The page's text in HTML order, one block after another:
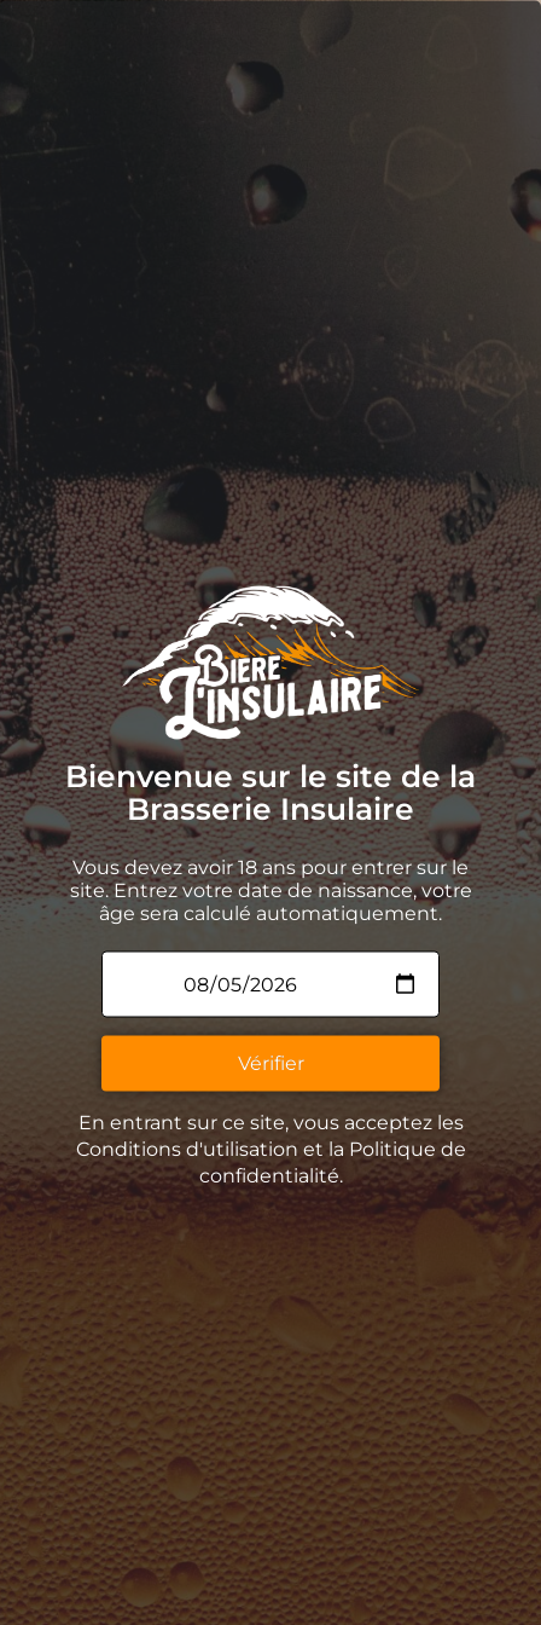
Bienvenue sur le site de la
Brasserie Insulaire
Vous devez avoir 18 ans pour entrer sur le
site. Entrez votre date de naissance, votre
âge sera calculé automatiquement.
Vérifier
En entrant sur ce site, vous acceptez les
Conditions d'utilisation et la Politique de
confidentialité.
La programmation musicale
La Brasserie Insulaire
Nos bières
La Guinguette Insulaire
Un peu d’histoire
Contact
La Remise Paviot, 27380 Charleval
La Boutique
Retrouvez toutes nos bières en vente directe dans notre
Du mercredi au vendredi 9h – 18h
Contactez-nous !
06 27 53 55 25
brasserie.insulaire@gmail.com
Et pour être au courant de tout, suivez-nous !